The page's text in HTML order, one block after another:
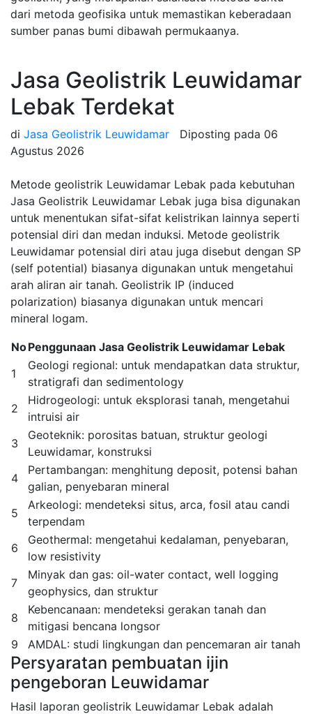
dari metoda geofisika untuk memastikan keberadaan
sumber panas bumi dibawah permukaanya.
Jasa Geolistrik Leuwidamar
Lebak Terdekat
di Jasa Geolistrik Leuwidamar Diposting pada 06
Agustus 2026
Metode geolistrik Leuwidamar Lebak pada kebutuhan
Jasa Geolistrik Leuwidamar Lebak juga bisa digunakan
untuk menentukan sifat-sifat kelistrikan lainnya seperti
potensial diri dan medan induksi. Metode geolistrik
Leuwidamar potensial diri atau juga disebut dengan SP
(self potential) biasanya digunakan untuk mengetahui
arah aliran air tanah. Geolistrik IP (induced
polarization) biasanya digunakan untuk mencari
mineral logam.
NoPenggunaan Jasa Geolistrik Leuwidamar Lebak
1
Geologi regional: untuk mendapatkan data struktur,
stratigrafi dan sedimentology
2
Hidrogeologi: untuk eksplorasi tanah, mengetahui
intruisi air
3
Geoteknik: porositas batuan, struktur geologi
Leuwidamar, konstruksi
4
Pertambangan: menghitung deposit, potensi bahan
galian, penyebaran mineral
5
Arkeologi: mendeteksi situs, arca, fosil atau candi
terpendam
6
Geothermal: mengetahui kedalaman, penyebaran,
low resistivity
7
Minyak dan gas: oil-water contact, well logging
geophysics, dan struktur
8
Kebencanaan: mendeteksi gerakan tanah dan
mitigasi bencana longsor
9
AMDAL: studi lingkungan dan pencemaran air tanah
Persyaratan pembuatan ijin
pengeboran Leuwidamar
Hasil laporan geolistrik Leuwidamar Lebak adalah